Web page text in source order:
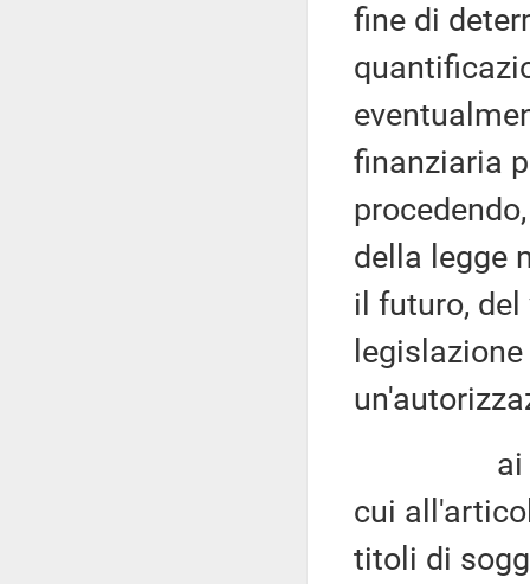
fine di
finanziaria
della legge
il futuro,
ai fini
cui
titoli di